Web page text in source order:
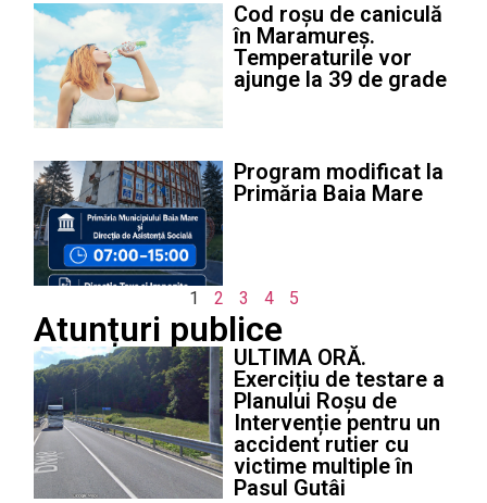
Cod roșu de caniculă
în Maramureș.
Temperaturile vor
ajunge la 39 de grade
Program modificat la
Primăria Baia Mare
1 2 3 4 5
Atunțuri publice
ULTIMA ORĂ.
Exercițiu de testare a
Planului Roșu de
Intervenție pentru un
accident rutier cu
victime multiple în
Pasul Gutâi